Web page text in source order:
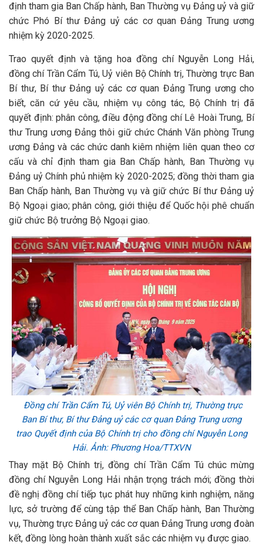
định tham gia Ban Chấp hành, Ban Thường vụ Đảng uỷ và giữ
chức Phó Bí thư Đảng uỷ các cơ quan Đảng Trung ương
nhiệm kỳ 2020-2025.
Trao quyết định và tặng hoa đồng chí Nguyễn Long Hải,
đồng chí Trần Cẩm Tú, Uỷ viên Bộ Chính trị, Thường trực Ban
Bí thư, Bí thư Đảng uỷ các cơ quan Đảng Trung ương cho
biết, căn cứ yêu cầu, nhiệm vụ công tác, Bộ Chính trị đã
quyết định: phân công, điều động đồng chí Lê Hoài Trung, Bí
thư Trung ương Đảng thôi giữ chức Chánh Văn phòng Trung
ương Đảng và các chức danh kiêm nhiệm liên quan theo cơ
cấu và chỉ định tham gia Ban Chấp hành, Ban Thường vụ
Đảng uỷ Chính phủ nhiệm kỳ 2020-2025; đồng thời tham gia
Ban Chấp hành, Ban Thường vụ và giữ chức Bí thư Đảng uỷ
Bộ Ngoại giao; phân công, giới thiệu để Quốc hội phê chuẩn
giữ chức Bộ trưởng Bộ Ngoại giao.
Đồng chí Trần Cẩm Tú, Uỷ viên Bộ Chính trị, Thường trực
Ban Bí thư, Bí thư Đảng uỷ các cơ quan Đảng Trung ương
trao Quyết định của Bộ Chính trị cho đồng chí Nguyễn Long
Hải. Ảnh: Phương Hoa/TTXVN
Thay mặt Bộ Chính trị, đồng chí Trần Cẩm Tú chúc mừng
đồng chí Nguyễn Long Hải nhận trọng trách mới; đồng thời
đề nghị đồng chí tiếp tục phát huy những kinh nghiệm, năng
lực, sở trường để cùng tập thể Ban Chấp hành, Ban Thường
vụ, Thường trực Đảng uỷ các cơ quan Đảng Trung ương đoàn
kết, đồng lòng hoàn thành xuất sắc các nhiệm vụ được giao.